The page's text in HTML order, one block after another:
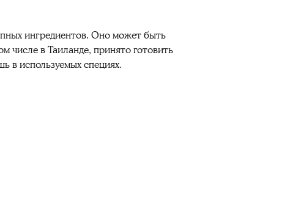
ингредиентов. Оно может быть
числе в Таиланде, принято готовить
в используемых специях.